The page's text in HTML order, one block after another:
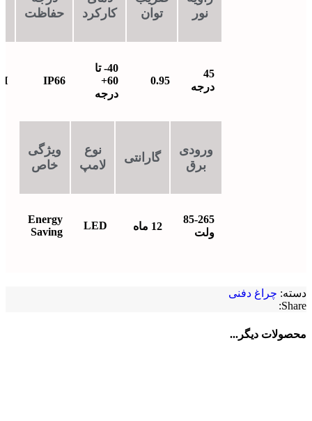
نور
توان
کارکرد
حفاظت
45
درجه
0.95
40- تا
60+
درجه
IP66
ورودی
برق
گارانتی
نوع
لامپ
ویژگی
خاص
85-265
ولت
12 ماه LED
Energy
Saving
دسته: چراغ دفنی
Share:
محصولات دیگر...